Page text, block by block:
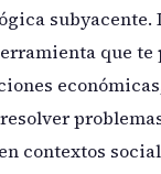
subyacente.
que
contextos